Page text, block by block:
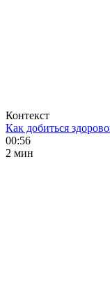
Контекст
Как добиться
00:56
2 мин